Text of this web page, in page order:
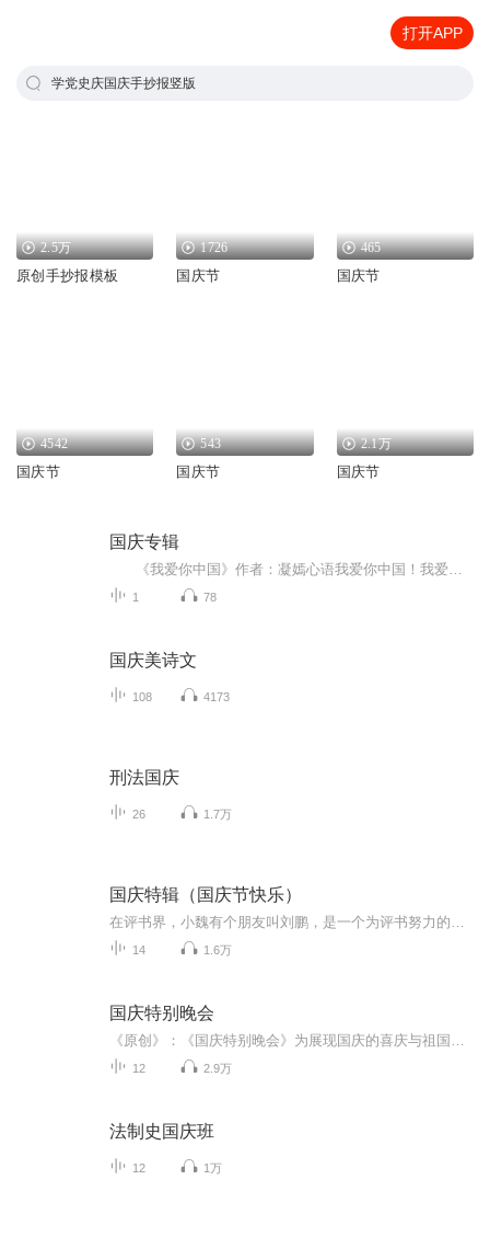
打开APP
学党史庆国庆手抄报竖版
2.5万
原创手抄报模板
1726
国庆节
465
国庆节
4542
国庆节
543
国庆节
2.1万
国庆节
国庆专辑
1 78
国庆美诗文
108 4173
刑法国庆
26 1.7万
国庆特辑（国庆节快乐）
14 1.6万
国庆特别晚会
12 2.9万
法制史国庆班
12 1万